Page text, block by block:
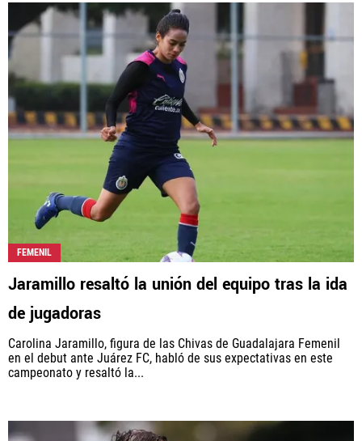
FEMENIL
Jaramillo resaltó la unión del equipo tras la ida
de jugadoras
Carolina Jaramillo, figura de las Chivas de Guadalajara Femenil
en el debut ante Juárez FC, habló de sus expectativas en este
campeonato y resaltó la...